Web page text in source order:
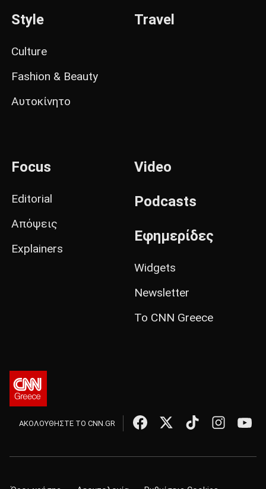
Style
Culture
Fashion & Beauty
Αυτοκίνητο
Travel
Focus
Editorial
Απόψεις
Explainers
Video
Podcasts
Εφημερίδες
Widgets
Newsletter
Το CNN Greece
ΑΚΟΛΟΥΘΗΣΤΕ ΤΟ CNN.GR